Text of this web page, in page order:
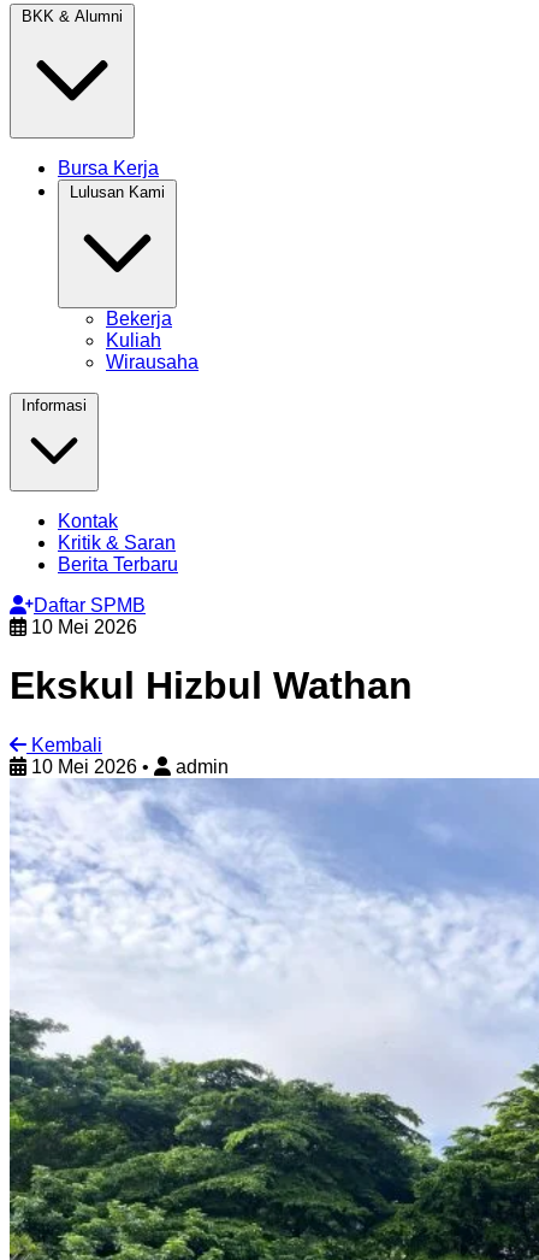
Bursa Kerja
Bekerja
Kuliah
Wirausaha
Kontak
Kritik & Saran
Berita Terbaru
Daftar SPMB
10 Mei 2026
Ekskul Hizbul Wathan
Kembali
10 Mei 2026 • admin